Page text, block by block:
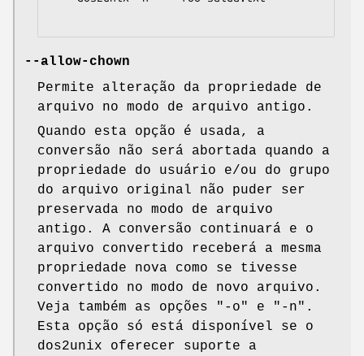
--allow-chown
Permite alteração da propriedade de
arquivo no modo de arquivo antigo.
Quando esta opção é usada, a
conversão não será abortada quando a
propriedade do usuário e/ou do grupo
do arquivo original não puder ser
preservada no modo de arquivo
antigo. A conversão continuará e o
arquivo convertido receberá a mesma
propriedade nova como se tivesse
convertido no modo de novo arquivo.
Veja também as opções
"-o" e "-n" .
Esta opção só está disponível se o
dos2unix oferecer suporte a